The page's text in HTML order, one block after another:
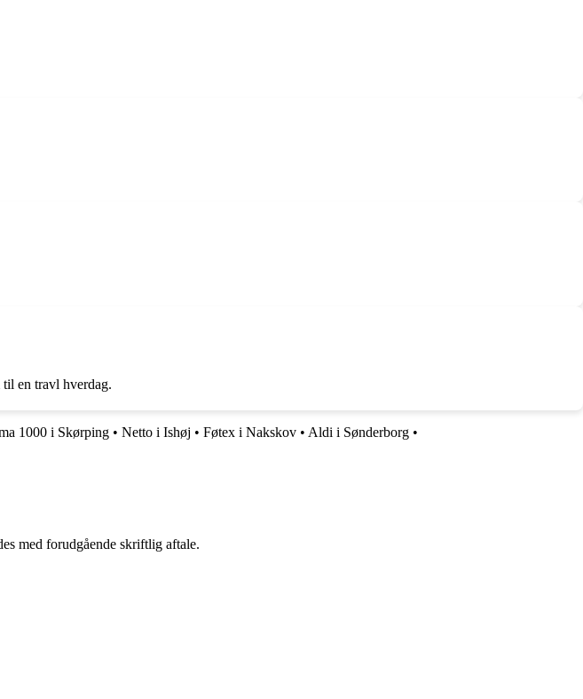
en travl hverdag.
1000 i Skørping • Netto i Ishøj • Føtex i Nakskov • Aldi i Sønderborg •
med forudgående skriftlig aftale.